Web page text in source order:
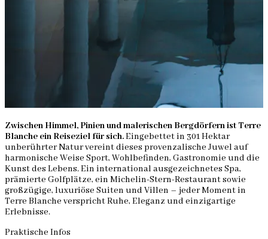
Zwischen Himmel, Pinien und malerischen Bergdörfern ist Terre
Blanche ein Reiseziel für sich.Eingebettet in 301 Hektar
unberührter Natur vereint dieses provenzalische Juwel auf
harmonische Weise Sport, Wohlbefinden, Gastronomie und die
Kunst des Lebens. Ein international ausgezeichnetes Spa,
prämierte Golfplätze, ein Michelin-Stern-Restaurant sowie
großzügige, luxuriöse Suiten und Villen – jeder Moment in
Terre Blanche verspricht Ruhe, Eleganz und einzigartige
Erlebnisse.
Praktische Infos